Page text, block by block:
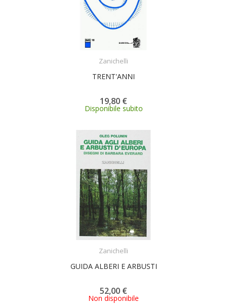
Zanichelli
TRENT'ANNI
19,80 €
Disponibile subito
Zanichelli
GUIDA ALBERI E ARBUSTI
52,00 €
Non disponibile